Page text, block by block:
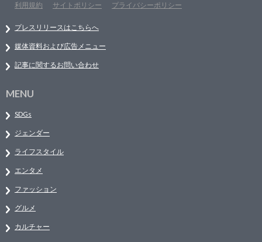
利用規約
サイトポリシー プライバシーポリシー
プレスリリースはこちらへ
媒体資料および広告メニュー
記事に関するお問い合わせ
MENU
SDGs
ジェンダー
ライフスタイル
エンタメ
ファッション
グルメ
カルチャー